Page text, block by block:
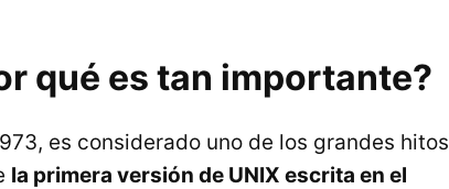
qué es tan importante?
es considerado uno de los grandes hitos
la primera versión de UNIX escrita en el